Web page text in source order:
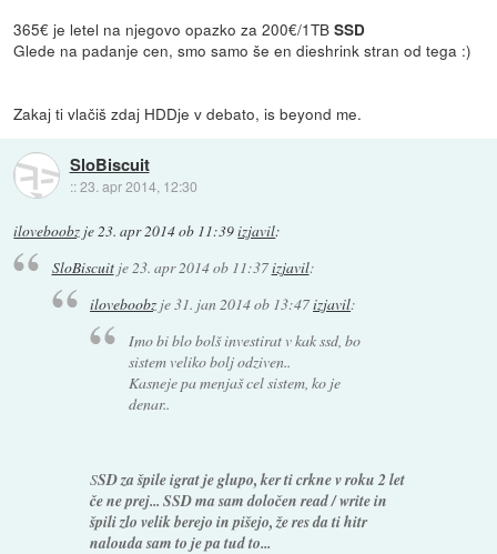
365€ je letel na njegovo opazko za 200€/1TBSSD
Glede na padanje cen, smo samo še en dieshrink stran od tega :)
Zakaj ti vlačiš zdaj HDDje v debato, is beyond me.
SloBiscuit
::23. apr 2014, 12:30
iloveboobz je 23. apr 2014 ob 11:39izjavil:
SloBiscuitje23. apr 2014 ob 11:37izjavil:
iloveboobz je31. jan 2014 ob 13:47izjavil:
Imo bi blo bolš investirat v kak ssd, bo
sistem veliko bolj odziven..
Kasneje pa menjaš cel sistem, ko je
denar..
SSD za špile igrat je glupo, ker ti crkne v roku 2 let
če ne prej... SSD ma sam določen read / write in
špili zlo velik berejo in pišejo, že res da ti hitr
nalouda sam to je pa tud to...